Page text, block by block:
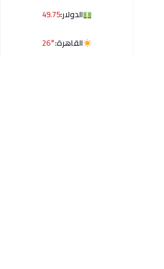
الدولار:49.75
القاهرة:26°